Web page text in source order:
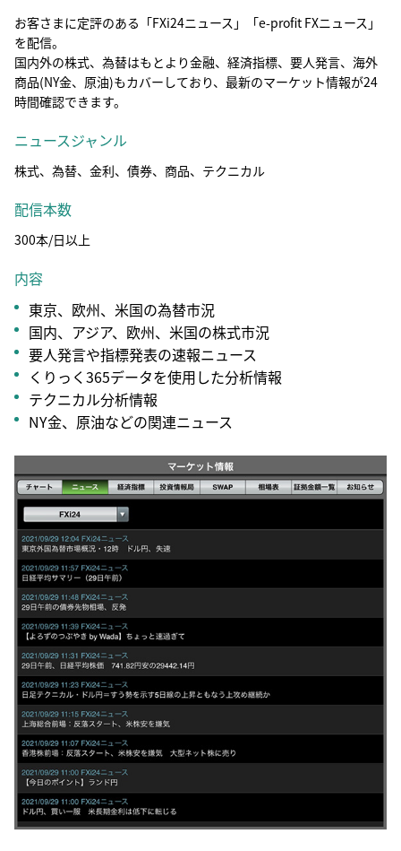
お客さまに定評のある「FXi24ニュース」「e-profit FXニュース」
を配信。
国内外の株式、為替はもとより金融、経済指標、要人発言、海外
商品(NY金、原油)もカバーしており、最新のマーケット情報が24
時間確認できます。
ニュースジャンル
株式、為替、金利、債券、商品、テクニカル
配信本数
300本/日以上
内容
東京、欧州、米国の為替市況
国内、アジア、欧州、米国の株式市況
要人発言や指標発表の速報ニュース
くりっく365データを使用した分析情報
テクニカル分析情報
NY金、原油などの関連ニュース